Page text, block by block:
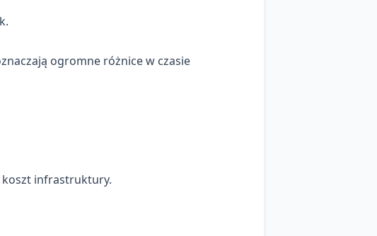
ogromne różnice w czasie
koszt infrastruktury.